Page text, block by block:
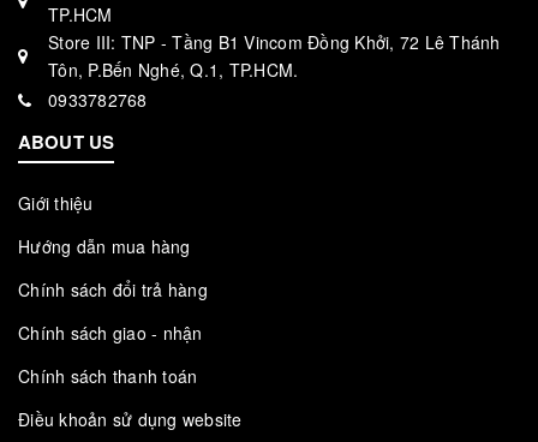
TP.HCM
Store III: TNP - Tầng B1 Vincom Đồng Khởi, 72 Lê Thánh
Tôn, P.Bến Nghé, Q.1, TP.HCM.
0933782768
ABOUT US
Giới thiệu
Hướng dẫn mua hàng
Chính sách đổi trả hàng
Chính sách giao - nhận
Chính sách thanh toán
Điều khoản sử dụng website